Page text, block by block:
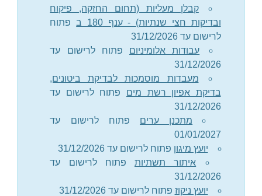
קבלן מעליות (תחום החזקה, פיקוח
ובדיקות חצי שנתיות) - ענף 180 ב
פתוח
לרישום עד 31/12/2026
עבודות אלומיניום פתוח לרישום עד
31/12/2026
מעבדות מוסמכות לבדיקת ביטונים,
בדיקת אפיון רשת מים פתוח לרישום עד
31/12/2026
מתכנן ערים פתוח לרישום עד
01/01/2027
יועץ מיגון פתוח לרישום עד 31/12/2026
איתור תשתיות פתוח לרישום עד
31/12/2026
יועץ ניקוז פתוח לרישום עד 31/12/2026